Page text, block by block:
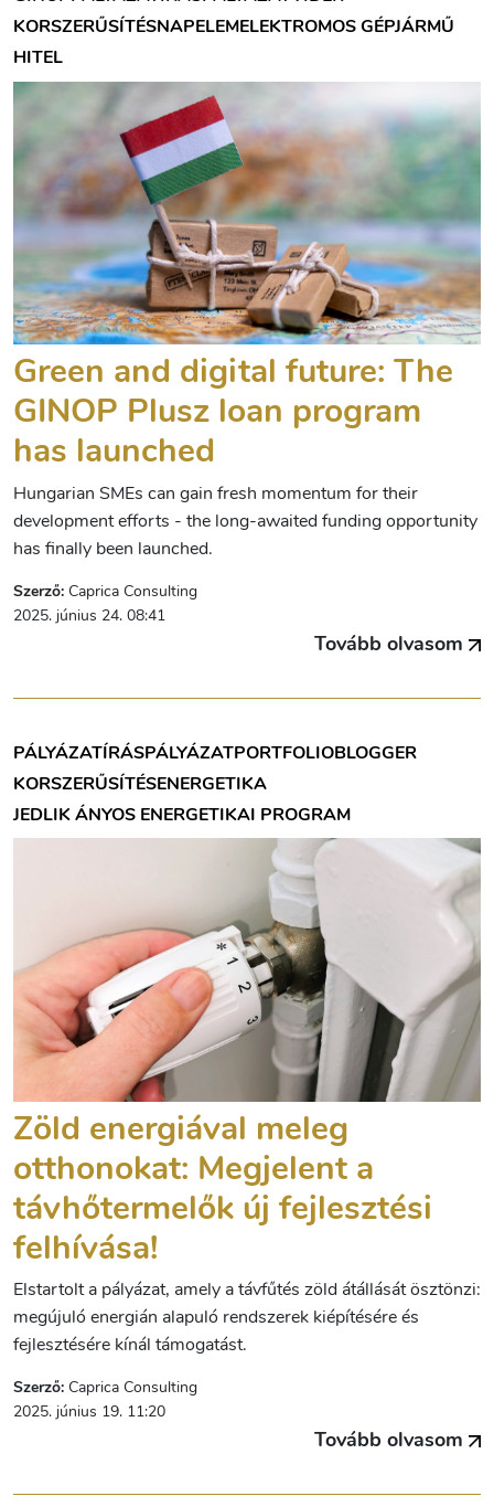
KORSZERŰSÍTÉSNAPELEMELEKTROMOS GÉPJÁRMŰ
HITEL
Green and digital future: The
GINOP Plusz loan program
has launched
Hungarian SMEs can gain fresh momentum for their
development efforts - the long-awaited funding opportunity
has finally been launched.
Szerző: Caprica Consulting
2025. június 24. 08:41
Tovább olvasom
PÁLYÁZATÍRÁSPÁLYÁZATPORTFOLIOBLOGGER
KORSZERŰSÍTÉSENERGETIKA
JEDLIK ÁNYOS ENERGETIKAI PROGRAM
Zöld energiával meleg
otthonokat: Megjelent a
távhőtermelők új fejlesztési
felhívása!
Elstartolt a pályázat, amely a távfűtés zöld átállását ösztönzi:
megújuló energián alapuló rendszerek kiépítésére és
fejlesztésére kínál támogatást.
Szerző: Caprica Consulting
2025. június 19. 11:20
Tovább olvasom